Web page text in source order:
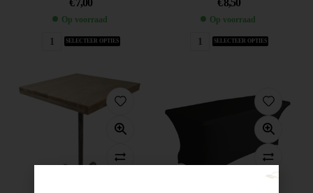
Op voorraad
SELECTEER OPTIES
Op voorraad
SELECTEER OPTIES